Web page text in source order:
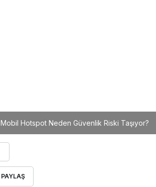
Mobil Hotspot Neden Güvenlik Riski Taşıyor?
PAYLAŞ